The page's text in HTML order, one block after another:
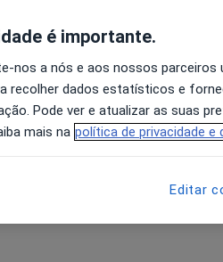
Opiniões
é importante.
nos a nós e aos nossos
recolher dados estatísticos e
Pode ver e atualizar as suas
mais na política de privacidade e
Editar